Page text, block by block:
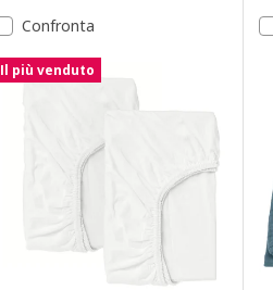
Confronta
Il più venduto